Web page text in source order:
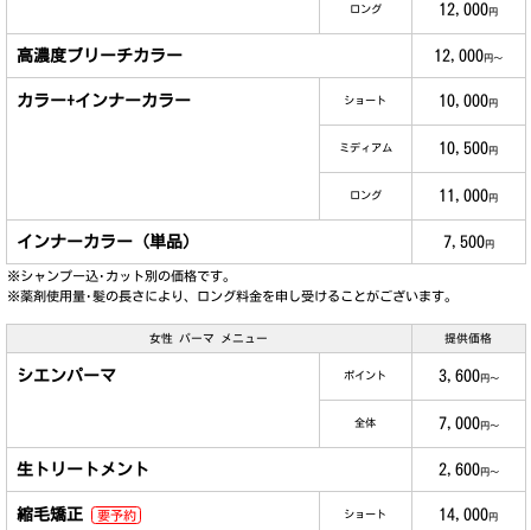
ロング 12,000円
高濃度ブリーチカラー 12,000円～
カラー+インナーカラー ショート 10,000円
ミディアム 10,500円
ロング 11,000円
インナーカラー（単品） 7,500円
※シャンプー込･カット別の価格です。
※薬剤使用量･髪の長さにより、ロング料金を申し受けることがございます。
女性 パーマ メニュー 提供価格
シエンパーマ ポイント 3,600円～
全体 7,000円～
生トリートメント 2,600円～
縮毛矯正 要予約
ショート 14,000円